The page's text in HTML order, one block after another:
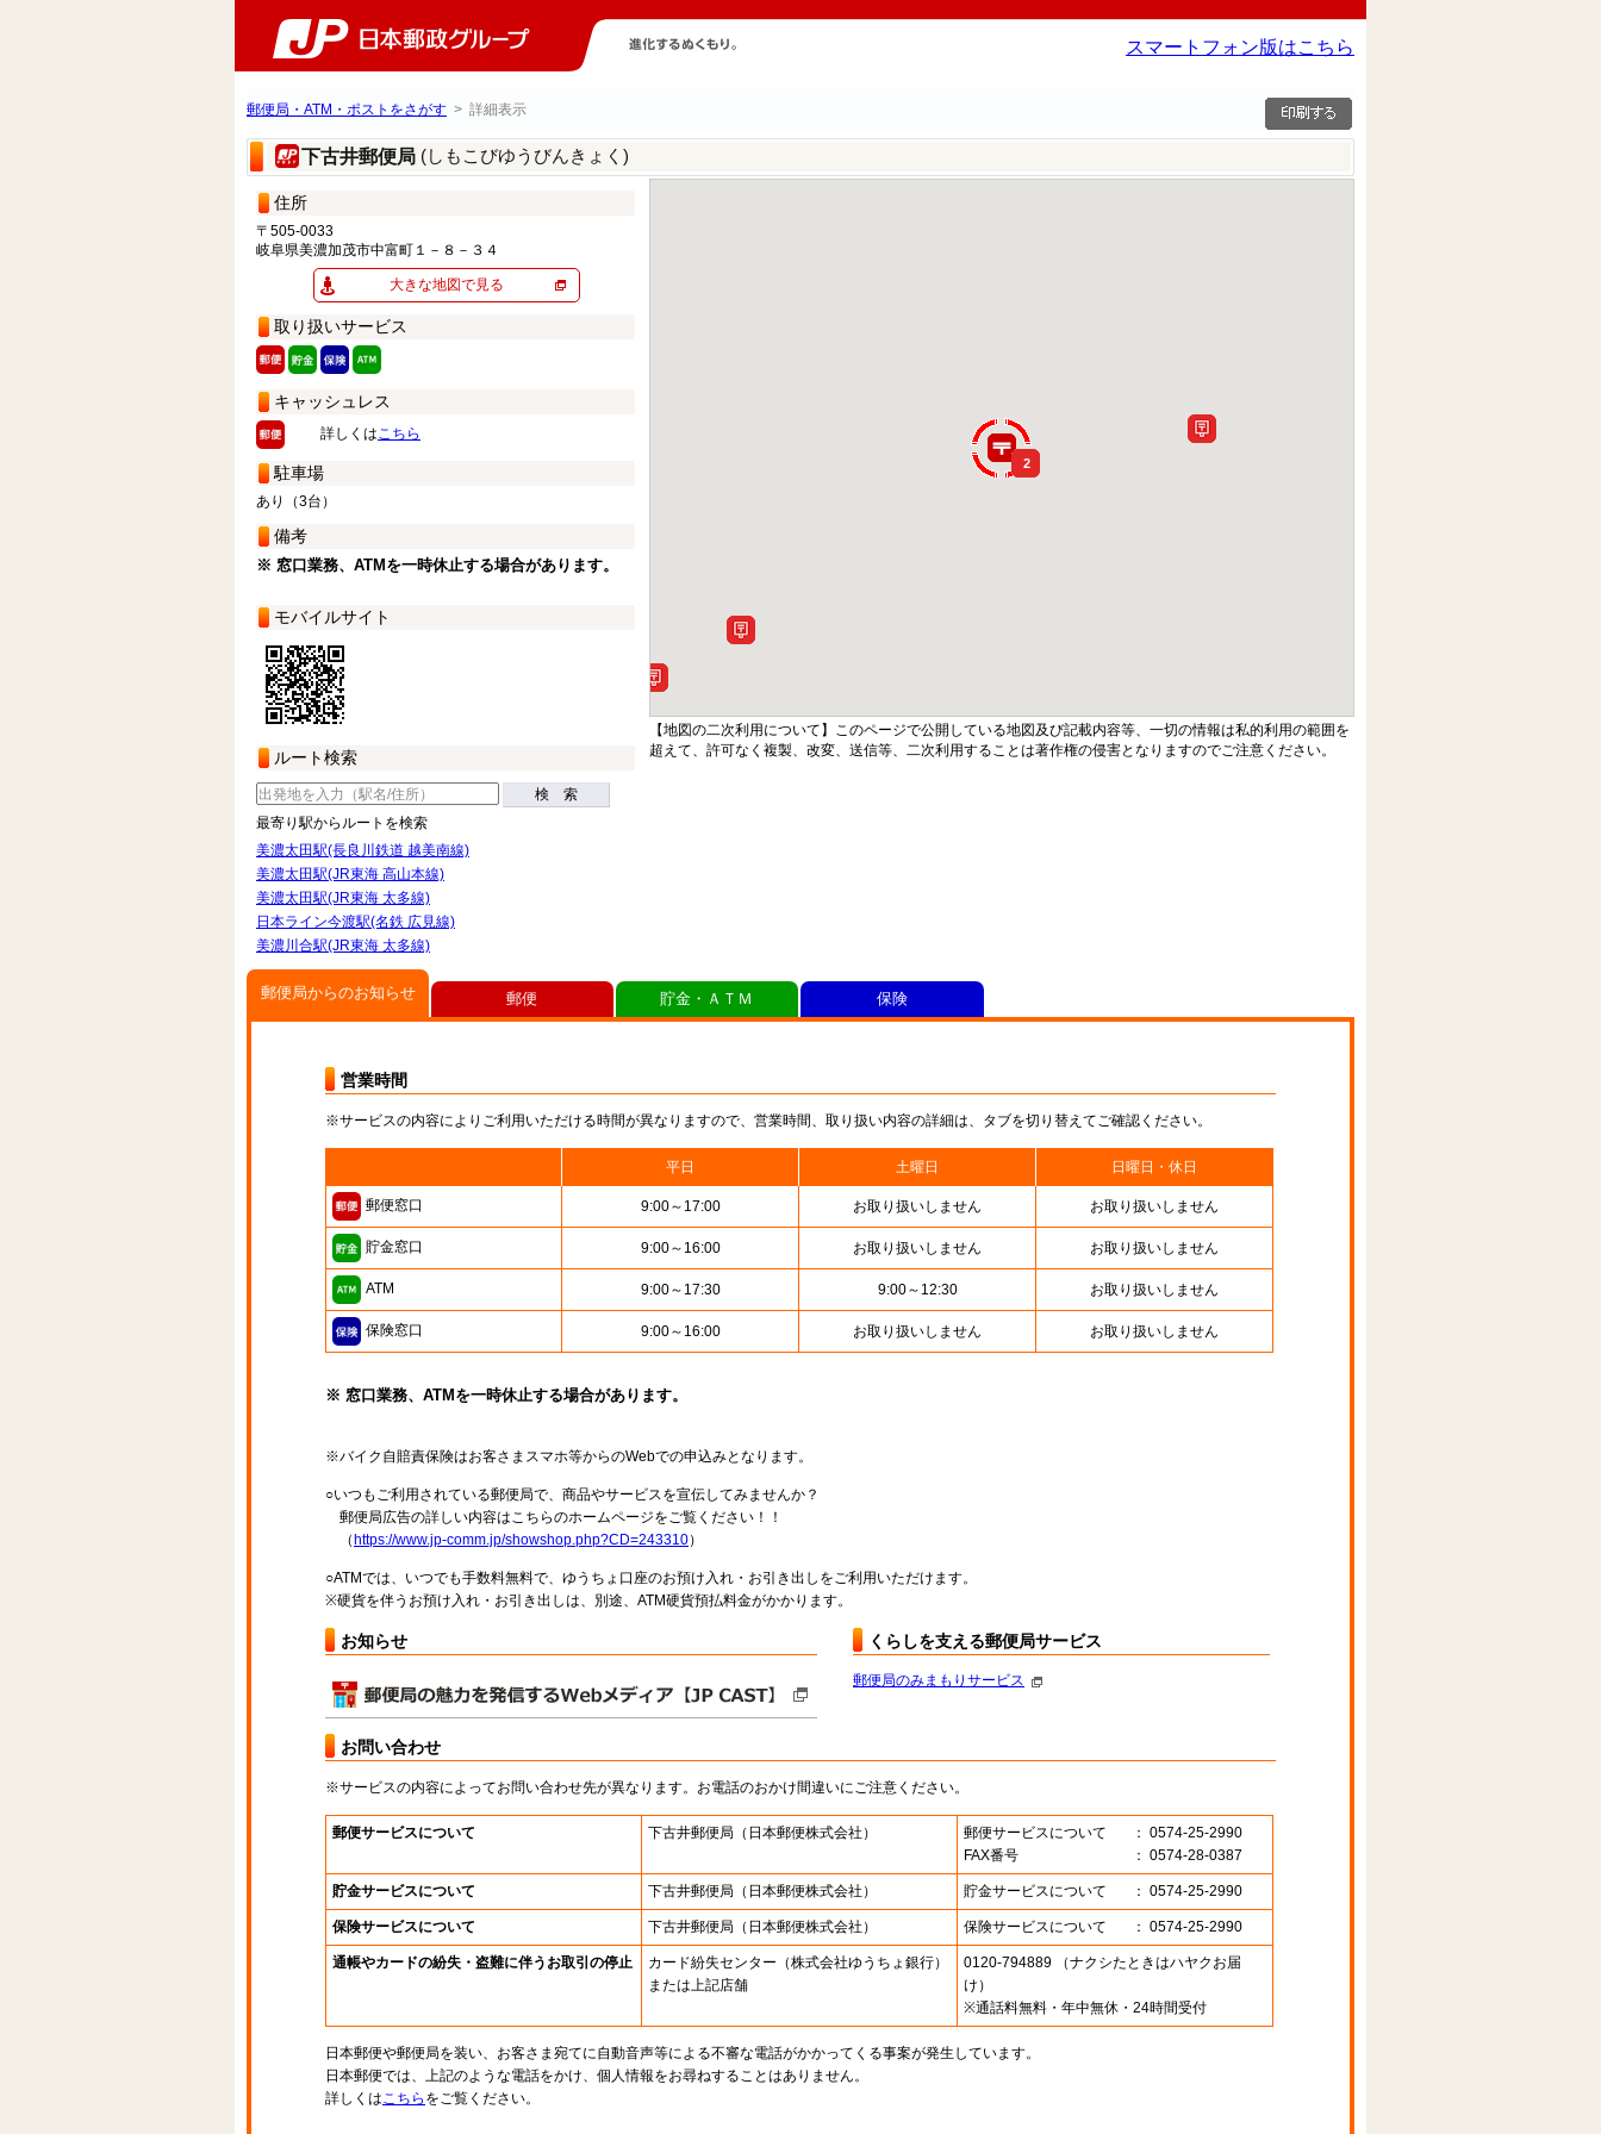
スマートフォン版はこちら
郵便局・ATM・ポストをさがす > 詳細表示
下古井郵便局 (しもこびゆうびんきょく)
住所
〒505-0033
岐阜県美濃加茂市中富町１－８－３４
大きな地図で見る
取り扱いサービス
キャッシュレス
詳しくはこちら
駐車場
あり（3台）
備考
※ 窓口業務、ATMを一時休止する場合があります。
モバイルサイト
ルート検索
検 索
最寄り駅からルートを検索
美濃太田駅(長良川鉄道 越美南線)
美濃太田駅(JR東海 高山本線)
美濃太田駅(JR東海 太多線)
日本ライン今渡駅(名鉄 広見線)
美濃川合駅(JR東海 太多線)
2
【地図の二次利用について】このページで公開している地図及び記載内容等、一切の情報は私的利用の範囲を
超えて、許可なく複製、改変、送信等、二次利用することは著作権の侵害となりますのでご注意ください。
郵便局からのお知らせ
営業時間
※サービスの内容によりご利用いただける時間が異なりますので、営業時間、取り扱い内容の詳細は、タブを切り替えてご確認ください。
平日 土曜日 日曜日・休日
郵便窓口 9:00～17:00 お取り扱いしません お取り扱いしません
貯金窓口 9:00～16:00 お取り扱いしません お取り扱いしません
ATM 9:00～17:30 9:00～12:30 お取り扱いしません
保険窓口 9:00～16:00 お取り扱いしません お取り扱いしません
※ 窓口業務、ATMを一時休止する場合があります。
※バイク自賠責保険はお客さまスマホ等からのWebでの申込みとなります。
○いつもご利用されている郵便局で、商品やサービスを宣伝してみませんか？
郵便局広告の詳しい内容はこちらのホームページをご覧ください！！
（ https://www.jp-comm.jp/showshop.php?CD=243310）
○ATMでは、いつでも手数料無料で、ゆうちょ口座のお預け入れ・お引き出しをご利用いただけます。
※硬貨を伴うお預け入れ・お引き出しは、別途、ATM硬貨預払料金がかかります。
お知らせ くらしを支える郵便局サービス
郵便局のみまもりサービス
お問い合わせ
※サービスの内容によってお問い合わせ先が異なります。お電話のおかけ間違いにご注意ください。
郵便サービスについて 下古井郵便局 （日本郵便株式会社） 郵便サービスについて
： 0574-25-2990
FAX番号
： 0574-28-0387
貯金サービスについて 下古井郵便局 （日本郵便株式会社） 貯金サービスについて ： 0574-25-2990
保険サービスについて 下古井郵便局 （日本郵便株式会社） 保険サービスについて ： 0574-25-2990
通帳やカードの紛失・盗難に伴うお取引の停止 カード紛失センター （株式会社ゆうちょ銀行）
または上記店舗
0120-794889 （ナクシたときはハヤクお届
け）
※通話料無料・年中無休・24時間受付
日本郵便や郵便局を装い、お客さま宛てに自動音声等による不審な電話がかかってくる事案が発生しています。
日本郵便では、上記のような電話をかけ、個人情報をお尋ねすることはありません。
詳しくはこちら をご覧ください。
郵便 貯金・ＡＴＭ 保険